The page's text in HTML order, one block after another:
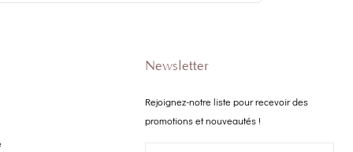
Newsletter
Rejoignez-notre liste pour recevoir des
promotions et nouveautés !